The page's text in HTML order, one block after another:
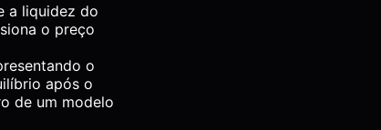
a liquidez do
o preço
o
após o
de um modelo